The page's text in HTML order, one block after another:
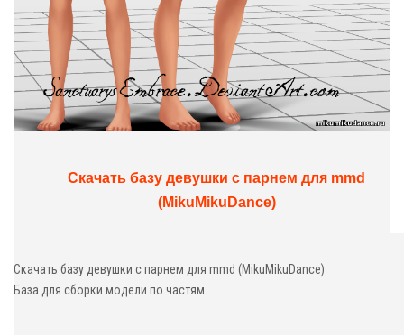
Скачать базу девушки с парнем для mmd
(MikuMikuDance)
Скачать базу девушки с парнем для mmd (MikuMikuDance)
База для сборки модели по частям.